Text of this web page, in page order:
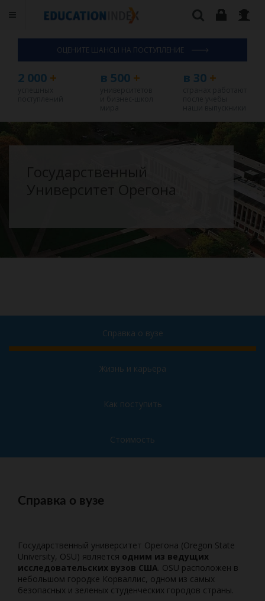
ОЦЕНИТЕ ШАНСЫ НА ПОСТУПЛЕНИЕ
2 000 + в 500 + в 30+
Государственный
Университет Орегона
Справка о вузе
Жизнь и карьера
Как поступить
Стоимость
Справка о вузе
Государственный университет Орегона (Oregon State
University, OSU) является одним из ведущих
исследовательских вузов США. OSU расположен в
небольшом городке Корваллис, одном из самых
безопасных и зеленых студенческих городов страны.